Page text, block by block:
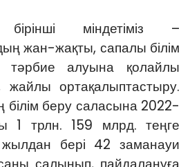
міндетіміз –
жан-жақты, сапалы білім
алуына қолайлы
жайлы ортақалыптастыру.
беру саласына 2022-
1 трлн. 159 млрд. теңге
жылдан бері 42 заманауи